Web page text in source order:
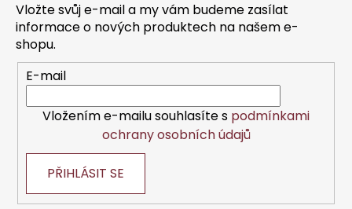
Vložte svůj e-mail a my vám budeme zasílat
informace o nových produktech na našem e-
shopu.
E-mail
Vložením e-mailu souhlasíte s podmínkami
ochrany osobních údajů
PŘIHLÁSIT SE